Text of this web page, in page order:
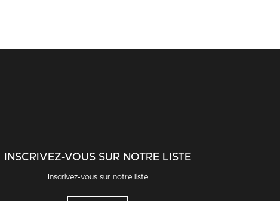
INSCRIVEZ-VOUS SUR NOTRE LISTE
Inscrivez-vous sur notre liste